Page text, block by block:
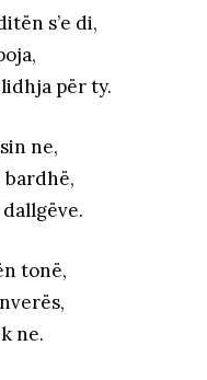
s’e di,
për ty.
ne,
bardhë,
tonë,
ne.